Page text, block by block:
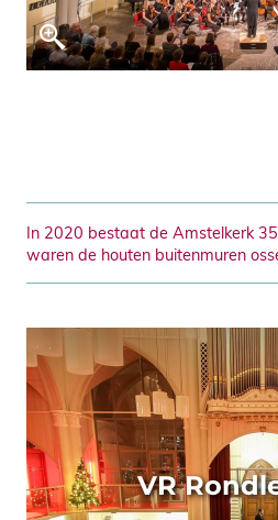
In 2020 bestaat de Amstelkerk
waren de houten buitenmuren
VR